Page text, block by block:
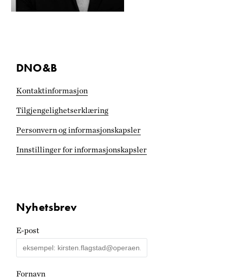
DNO&B
Kontaktinformasjon
Tilgjengelighets­erklæring
Personvern og informasjonskapsler
Innstillinger for informasjonskapsler
Nyhetsbrev
E-post
Fornavn